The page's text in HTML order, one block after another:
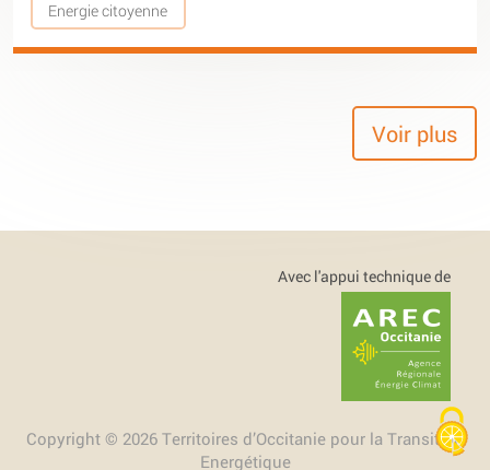
Energie citoyenne
Voir plus
Avec l'appui technique de
Copyright © 2026 Territoires d’Occitanie pour la Transition
Energétique